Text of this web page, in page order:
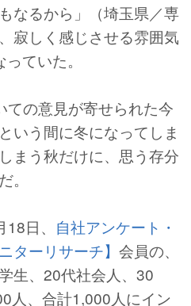
なるから」（埼玉県／専
寂しく感じさせる雰囲気
ていた。
ての意見が寄せられた今
いう間に冬になってしま
まう秋だけに、思う存分
。
日、 自社アンケート・
ターリサーチ】 会員の、
生、20代社会人、30
人、合計1,000人にイン